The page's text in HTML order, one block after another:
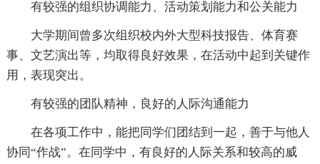
有较强的组织协调能力、活动策划能力和公关能力
大学期间曾多次组织校内外大型科技报告、体育赛
事、文艺演出等，均取得良好效果，在活动中起到关键作
用，表现突出。
有较强的团队精神，良好的人际沟通能力
在各项工作中，能把同学们团结到一起，善于与他人
协同“作战”。在同学中，有良好的人际关系和较高的威